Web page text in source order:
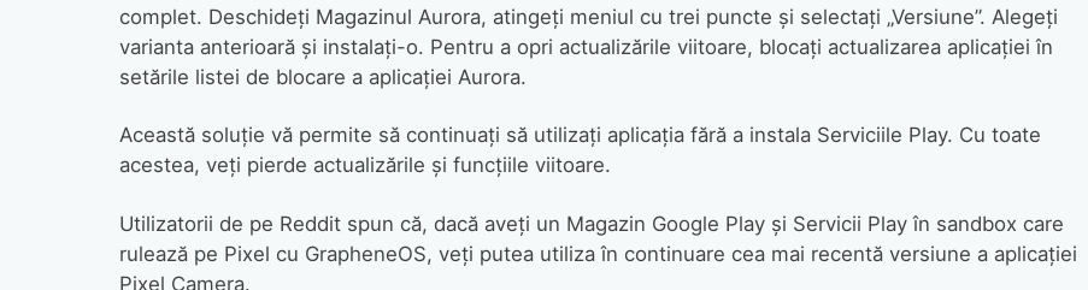
complet. Deschideți Magazinul Aurora, atingeți meniul cu trei puncte și selectați „Versiune”. Alegeți
varianta anterioară și instalați-o. Pentru a opri actualizările viitoare, blocați actualizarea aplicației în
setările listei de blocare a aplicației Aurora.
Această soluție vă permite să continuați să utilizați aplicația fără a instala Serviciile Play. Cu toate
acestea, veți pierde actualizările și funcțiile viitoare.
Utilizatorii de pe Reddit spun că, dacă aveți un Magazin Google Play și Servicii Play în sandbox care
rulează pe Pixel cu GrapheneOS, veți putea utiliza în continuare cea mai recentă versiune a aplicației
Pixel Camera.